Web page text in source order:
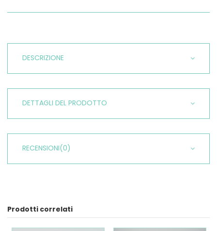
DESCRIZIONE
DETTAGLI DEL PRODOTTO
RECENSIONI(0)
Prodotti correlati